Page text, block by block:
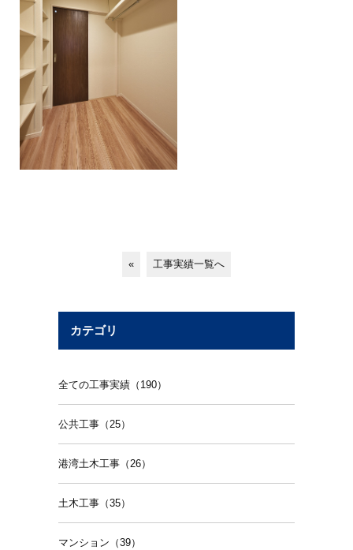
« 工事実績一覧へ
カテゴリ
全ての工事実績（190）
公共工事（25）
港湾土木工事（26）
土木工事（35）
マンション（39）